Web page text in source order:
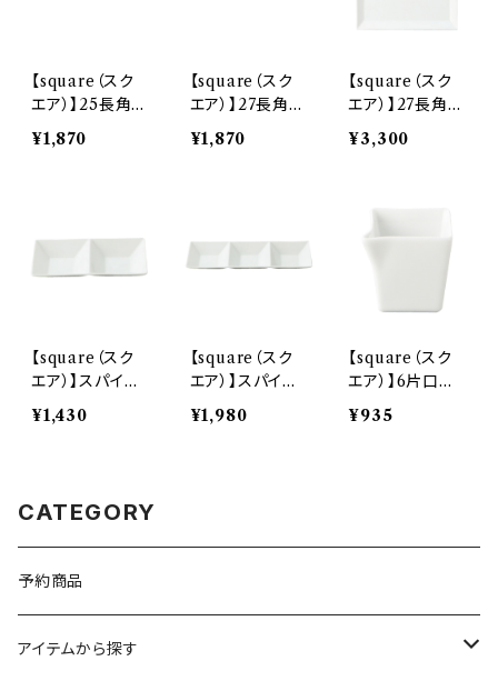
【square（スク
エア）】25長角皿
（白) O-P128
01
¥1,870
【square（スク
エア）】27長角皿
（白) O-P005
01
¥1,870
【square（スク
エア）】27長角盛
皿（白) O-P02
901
¥3,300
【square（スク
エア）】スパイス
プレート(2ホー
ル 白) O-P12
¥1,430
【square（スク
エア）】スパイス
プレート(3ホー
ル 白) O-P12
¥1,980
【square（スク
エア）】6片口角
鉢(白) O-P01
301
¥935
CATEGORY
予約商品
アイテムから探す